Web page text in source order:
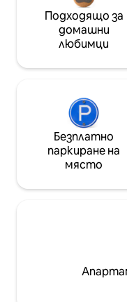
Подходящо за
домашни
любимци
Безплатно
паркиране на
място